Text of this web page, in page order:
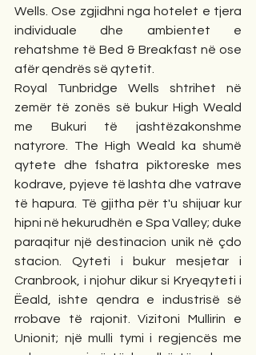
Wells. Ose zgjidhni nga hotelet e tjera
individuale dhe ambientet e
rehatshme të Bed & Breakfast në ose
afër qendrës së qytetit.
Royal Tunbridge Wells shtrihet në
zemër të zonës së bukur High Weald
me Bukuri të jashtëzakonshme
natyrore. The High Weald ka shumë
qytete dhe fshatra piktoreske mes
kodrave, pyjeve të lashta dhe vatrave
të hapura. Të gjitha për t'u shijuar kur
hipni në hekurudhën e Spa Valley; duke
paraqitur një destinacion unik në çdo
stacion. Qyteti i bukur mesjetar i
Cranbrook, i njohur dikur si Kryeqyteti i
Ëeald, ishte qendra e industrisë së
rrobave të rajonit. Vizitoni Mullirin e
Unionit; një mulli tymi i regjencës me